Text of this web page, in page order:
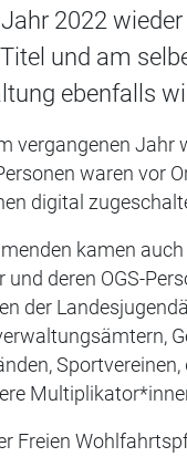
2022
und am
ebenfalls
vergangenen Jahr
waren vor
digital
kamen
und deren OGS-
der
Freien